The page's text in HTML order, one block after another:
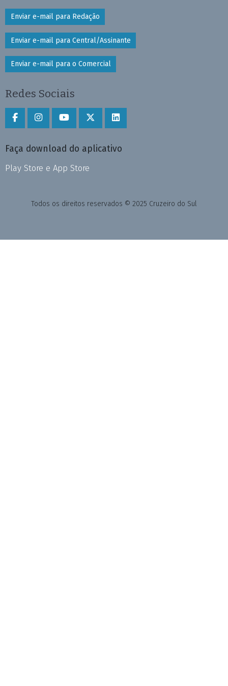
Enviar e-mail para Redação
Enviar e-mail para Central/Assinante
Enviar e-mail para o Comercial
Redes Sociais
Faça download do aplicativo
Play Store e App Store
Todos os direitos reservados © 2025 Cruzeiro do Sul